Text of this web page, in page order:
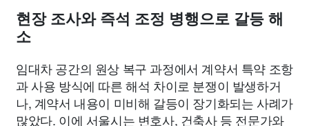
현장 조사와 즉석 조정 병행으로 갈등 해
소
임대차 공간의 원상 복구 과정에서 계약서 특약 조항
과 사용 방식에 따른 해석 차이로 분쟁이 발생하거
나, 계약서 내용이 미비해 갈등이 장기화되는 사례가
많았다. 이에 서울시는 변호사, 건축사 등 전문가와